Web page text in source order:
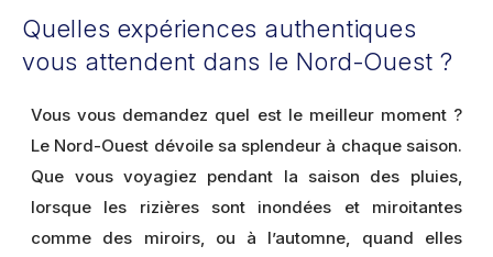
Quelles expériences authentiques
vous attendent dans le Nord-Ouest ?
Vous vous demandez quel est le meilleur moment ?
Le Nord-Ouest dévoile sa splendeur à chaque saison.
Que vous voyagiez pendant la saison des pluies,
lorsque les rizières sont inondées et miroitantes
comme des miroirs, ou à l’automne, quand elles